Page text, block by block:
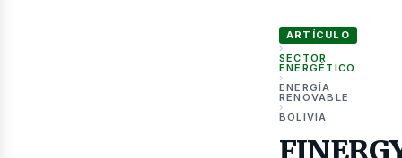
ARTÍCULO
›
SECTOR
ENERGÉTICO
›
ENERGÍA
RENOVABLE
›
BOLIVIA